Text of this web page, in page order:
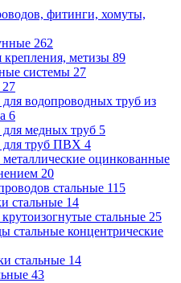
фитинги, хомуты,
262
метизы 89
системы 27
27
водопроводных труб из
6
медных труб 5
труб ПВХ 4
оцинкованные
20
стальные 115
стальные 14
стальные 25
стальные концентрические
стальные 14
43